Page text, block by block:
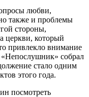
любви,
также и проблемы
стороны,
церкви, который
привлекло внимание
«Непослушник» собрал
стало одним
этого года.